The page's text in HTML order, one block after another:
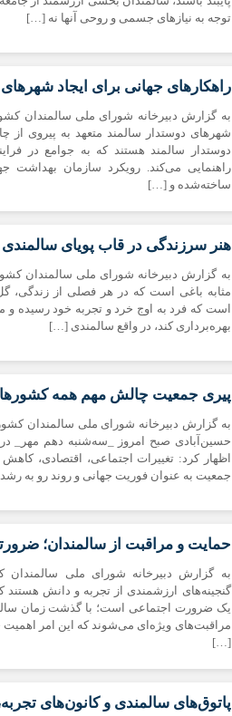
توجه به نیازهای جسمی و روحی آنها نه […]
راهکارهای جهانی برای ایجاد
به گزارش دبیرخانه شورای ملی سالمندان
شهرهای دوستدار سالمند متعهد به پیروی
دوستدار سالمند هستند که به جوامع در
راهنمایی می‌کند. رویکرد سازمان
ساخته‌شده و […]
هنر سرزندگی در قاب پویای سالمندی
به گزارش دبیرخانه شورای ملی سالمندان
مثابه باغی است که در هر فصلی از زندگی،
است که فرد به اوج خرد و تجربه خود رسیده و
بهره‌برداری کند، در واقع سالمندی […]
پیری جمعیت چالش مهم همه
به گزارش دبیرخانه شورای ملی سالمندان
حسین‌آبادی صبح امروز _سه‌شنبه دهم
اظهار کرد: تغییرات اجتماعی، اقتصادی،
جمعیت به عنوان فوریت جهانی و روند رو به
حمایت و مراقبت از سالمندان؛ ضرورتی
به گزارش دبیرخانه شورای ملی سالمندان
گنجینه‌های ارزشمندی از تجربه و دانش هستند
یک ضرورت اجتماعی است؛ با گذشت زمان
مراقبت‌های ویژه‌ای می‌شوند که این امر اهمیت
[…]
پاتوق‌های سالمندی و کانون‌های